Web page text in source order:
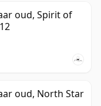
oud, Spirit of
oud, North Star